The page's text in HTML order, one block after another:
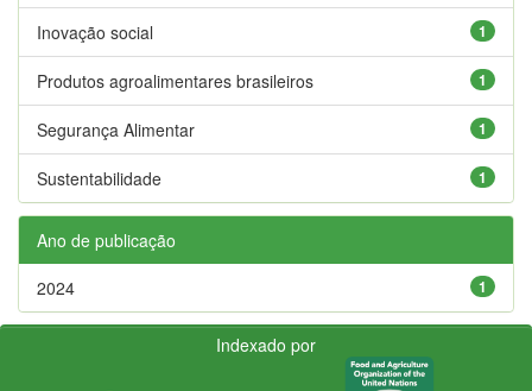
1
Inovação social
1
Produtos agroalimentares brasileiros
1
Segurança Alimentar
1
Sustentabilidade
Ano de publicação
1
2024
Indexado por